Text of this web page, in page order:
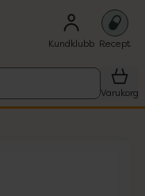
Kundklubb Recept
Varukorg